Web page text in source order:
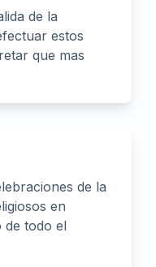
de la
estos
que mas
de la
en
de todo el